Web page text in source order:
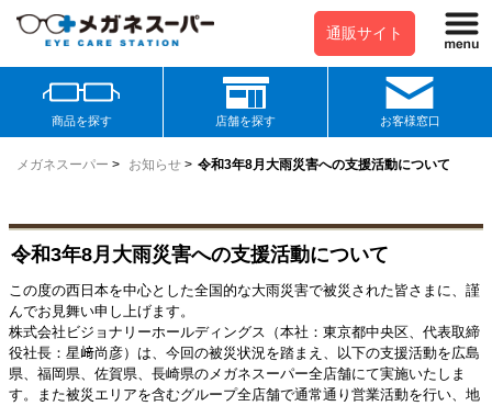
通販サイト
商品を探す 店舗を探す お客様窓口
メガネスーパー > お知らせ > 令和3年8月大雨災害への支援活動について
令和3年8月大雨災害への支援活動について
この度の西日本を中心とした全国的な大雨災害で被災された皆さまに、謹
んでお見舞い申し上げます。
株式会社ビジョナリーホールディングス（本社：東京都中央区、代表取締
役社長：星﨑尚彦）は、今回の被災状況を踏まえ、以下の支援活動を広島
県、福岡県、佐賀県、長崎県のメガネスーパー全店舗にて実施いたしま
す。また被災エリアを含むグループ全店舗で通常通り営業活動を行い、地